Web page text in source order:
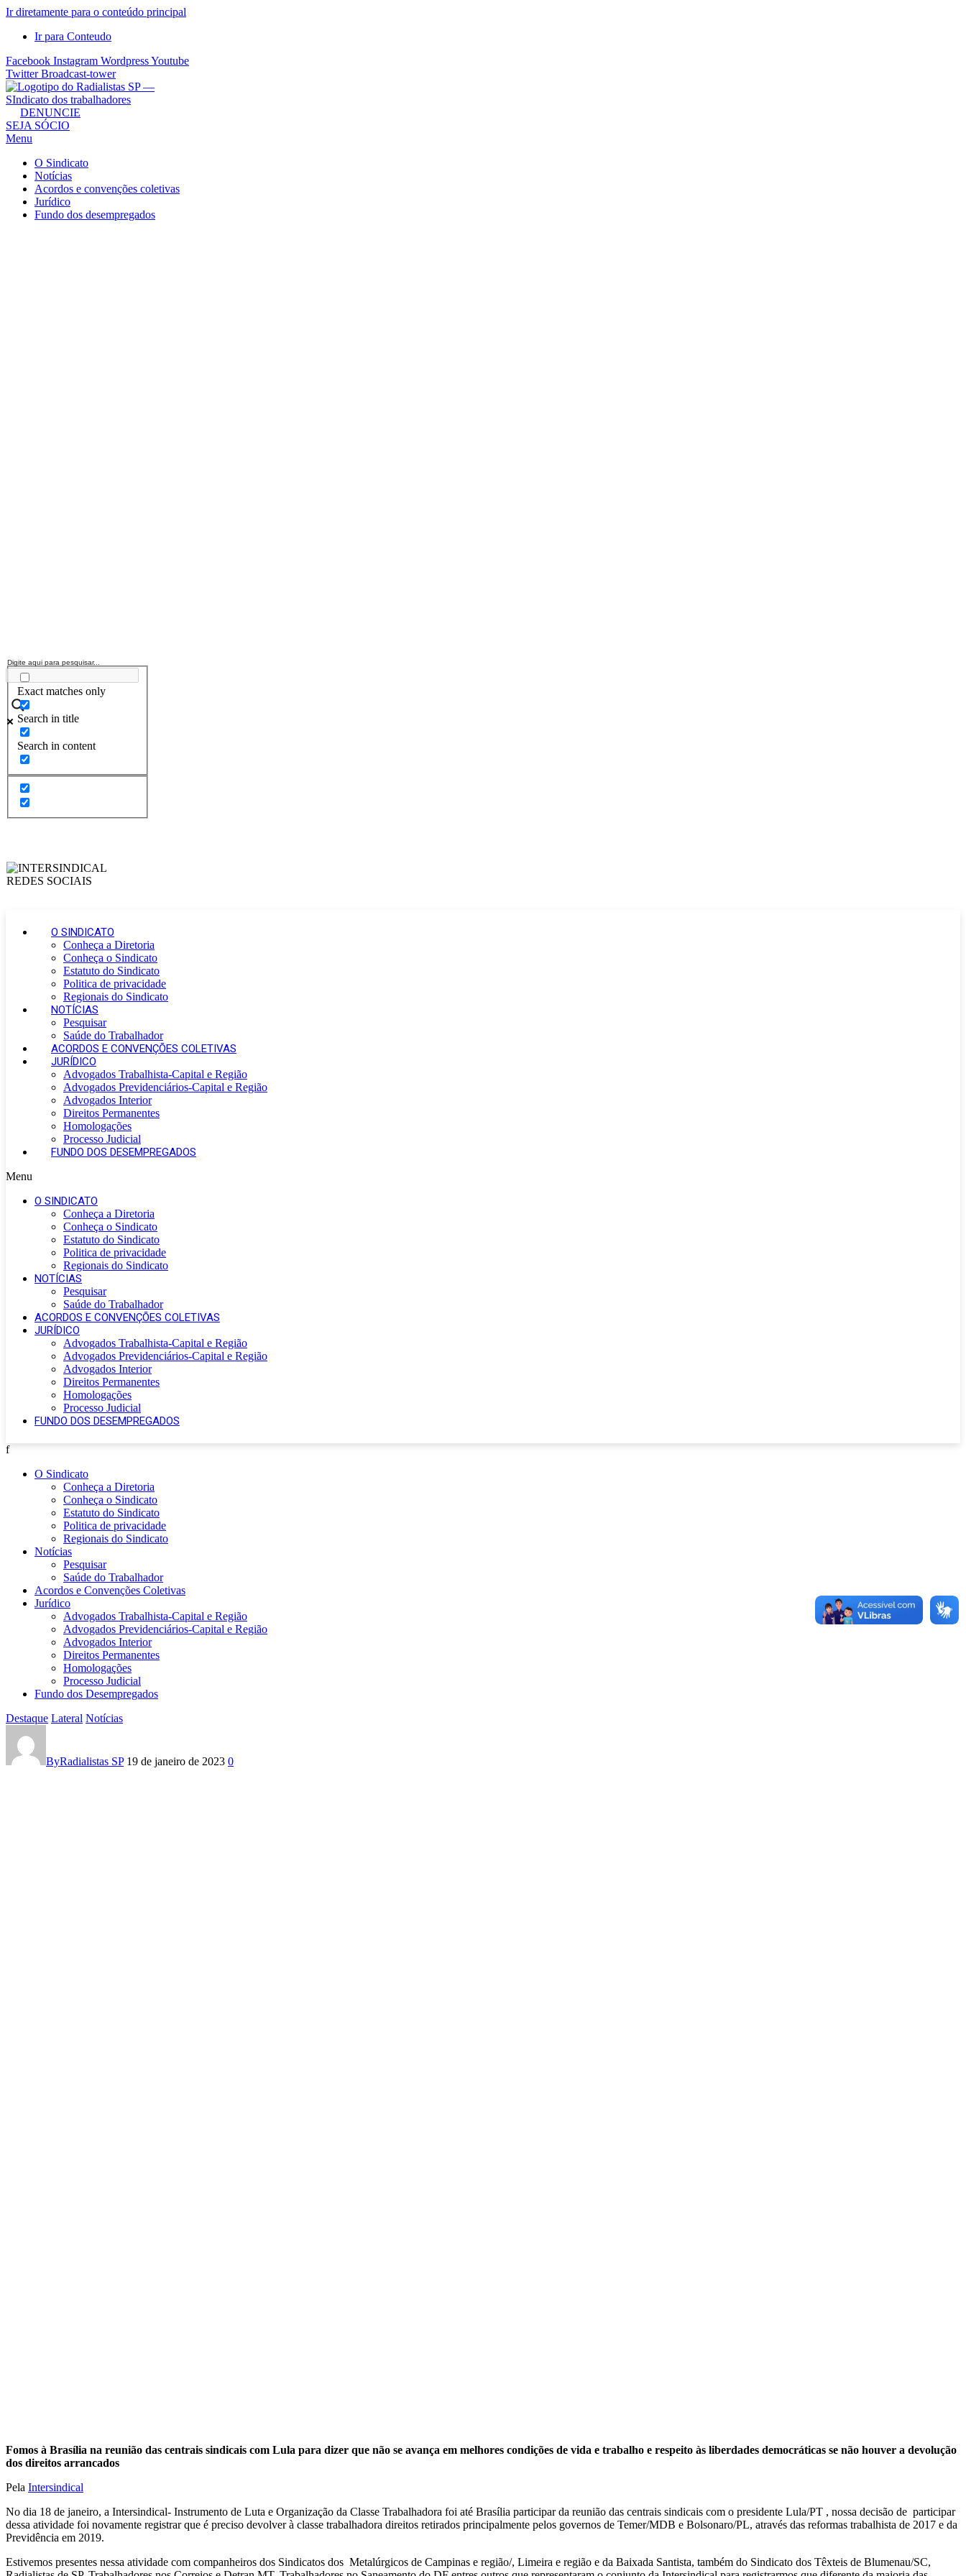
Ir diretamente para o conteúdo principal
Ir para Conteudo
Facebook Instagram WordpressYoutube
Twitter Broadcast-tower
Sindicato
dos
Radialistas
São
Paulo
Sindicato
DENUNCIE
SEJA SÓCIO
Menu
O Sindicato
Notícias
Acordos e convenções coletivas
Jurídico
Fundo dos desempregados
Exact matches only
Search in title
Search in content
O SINDICATO
Conheça a Diretoria
Conheça o Sindicato
Estatuto do Sindicato
Politica de privacidade
Regionais do Sindicato
NOTÍCIAS
Pesquisar
Saúde do Trabalhador
ACORDOS E CONVENÇÕES COLETIVAS
JURÍDICO
Advogados Trabalhista-Capital e Região
Advogados Previdenciários-Capital e Região
Advogados Interior
Direitos Permanentes
Homologações
Processo Judicial
FUNDO DOS DESEMPREGADOS
Menu
O SINDICATO
Conheça a Diretoria
Conheça o Sindicato
Estatuto do Sindicato
Politica de privacidade
Regionais do Sindicato
NOTÍCIAS
Pesquisar
Saúde do Trabalhador
ACORDOS E CONVENÇÕES COLETIVAS
JURÍDICO
Advogados Trabalhista-Capital e Região
Advogados Previdenciários-Capital e Região
Advogados Interior
Direitos Permanentes
Homologações
Processo Judicial
FUNDO DOS DESEMPREGADOS
f
O Sindicato
Conheça a Diretoria
Conheça o Sindicato
Estatuto do Sindicato
Politica de privacidade
Regionais do Sindicato
Notícias
Pesquisar
Saúde do Trabalhador
Acordos e Convenções Coletivas
Jurídico
Advogados Trabalhista-Capital e Região
Advogados Previdenciários-Capital e Região
Advogados Interior
Direitos Permanentes
Homologações
Processo Judicial
Fundo dos Desempregados
Destaque Lateral Notícias
Não
há
ByRadialistas SP 19 de janeiro de 2023 0
Fomos à Brasília na reunião das centrais sindicais com Lula para dizer que não se avança em melhores condições de vida e trabalho e respeito às liberdades democráticas se não houver a devolução
dos direitos arrancados
Pela Intersindical
No dia 18 de janeiro, a Intersindical- Instrumento de Luta e Organização da Classe Trabalhadora foi até Brasília participar da reunião das centrais sindicais com o presidente Lula/PT , nossa decisão de participar
dessa atividade foi novamente registrar que é preciso devolver à classe trabalhadora direitos retirados principalmente pelos governos de Temer/MDB e Bolsonaro/PL, através das reformas trabalhista de 2017 e da
Previdência em 2019.
Estivemos presentes nessa atividade com companheiros dos Sindicatos dos Metalúrgicos de Campinas e região/, Limeira e região e da Baixada Santista, também do Sindicato dos Têxteis de Blumenau/SC,